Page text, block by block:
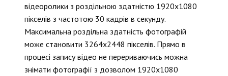
відеоролики з роздільною здатністю 1920х1080
пікселів з частотою 30 кадрів в секунду.
Максимальна роздільна здатність фотографій
може становити 3264х2448 пікселів. Прямо в
процесі запису відео не перериваючись можна
знімати фотографії з дозволом 1920х1080